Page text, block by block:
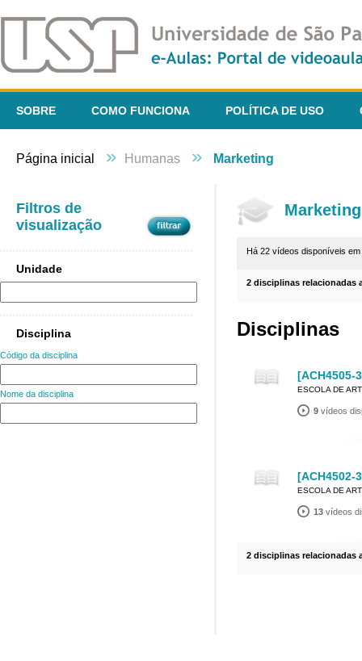
SOBRE COMO FUNCIONA POLÍTICA DE USO
Página inicial » Humanas » Marketing
Filtros de
visualização
Unidade
Disciplina
Código da disciplina
Nome da disciplina
Marketing
Há 22 vídeos disponíveis em
2 disciplinas relacionadas
Disciplinas
[ACH4505-
ESCOLA DE
9 vídeos
[ACH4502-
ESCOLA DE
13 vídeos
2 disciplinas relacionadas